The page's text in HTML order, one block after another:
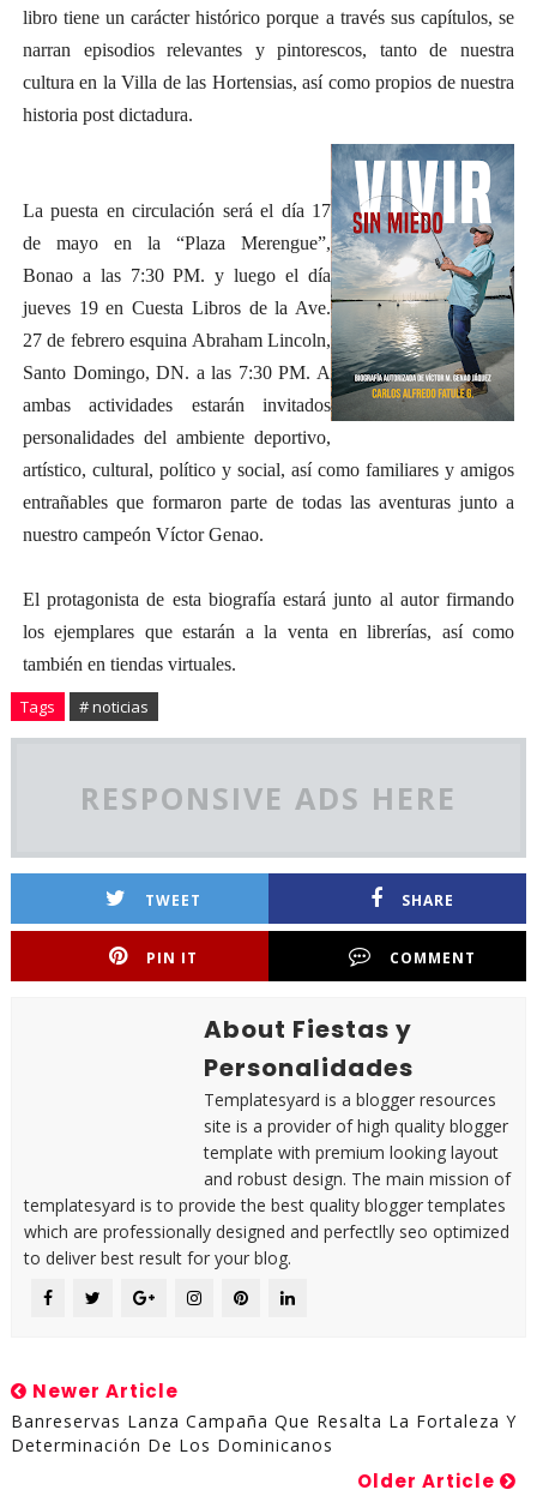
libro tiene un carácter histórico porque a través sus capítulos, se
narran episodios relevantes y pintorescos, tanto de nuestra
cultura en la Villa de las Hortensias, así como propios de nuestra
historia post dictadura.
La puesta en circulación será el día 17
de mayo en la “Plaza Merengue”,
Bonao a las 7:30 PM. y luego el día
jueves 19 en Cuesta Libros de la Ave.
27 de febrero esquina Abraham Lincoln,
Santo Domingo, DN. a las 7:30 PM. A
ambas actividades estarán invitados
personalidades del ambiente deportivo,
artístico, cultural, político y social, así como familiares y amigos
entrañables que formaron parte de todas las aventuras junto a
nuestro campeón Víctor Genao.
El protagonista de esta biografía estará junto al autor firmando
los ejemplares que estarán a la venta en librerías, así como
también en tiendas virtuales.
Tags # noticias
RESPONSIVE ADS HERE
TWEET SHARE
PIN IT COMMENT
About Fiestas y
Personalidades
Templatesyard is a blogger resources
site is a provider of high quality blogger
template with premium looking layout
and robust design. The main mission of
templatesyard is to provide the best quality blogger templates
which are professionally designed and perfectlly seo optimized
to deliver best result for your blog.
Newer Article
Banreservas Lanza Campaña Que Resalta La Fortaleza Y
Determinación De Los Dominicanos
Older Article